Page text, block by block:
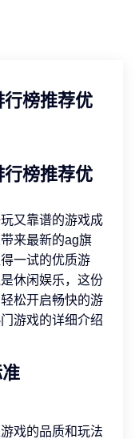
榜推荐优
榜推荐优
又靠谱的游戏成
来最新的ag旗
一试的优质游
休闲娱乐，这份
松开启畅快的游
游戏的详细介绍
戏的品质和玩法